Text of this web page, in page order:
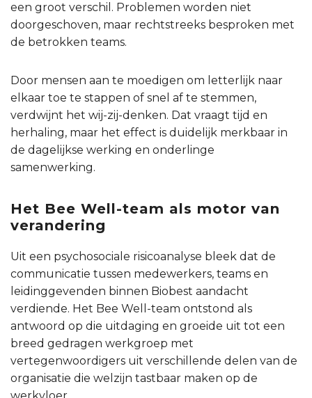
een groot verschil. Problemen worden niet
doorgeschoven, maar rechtstreeks besproken met
de betrokken teams.
Door mensen aan te moedigen om letterlijk naar
elkaar toe te stappen of snel af te stemmen,
verdwijnt het wij-zij-denken. Dat vraagt tijd en
herhaling, maar het effect is duidelijk merkbaar in
de dagelijkse werking en onderlinge
samenwerking.
Het Bee Well-team als motor van
verandering
Uit een psychosociale risicoanalyse bleek dat de
communicatie tussen medewerkers, teams en
leidinggevenden binnen Biobest aandacht
verdiende. Het Bee Well-team ontstond als
antwoord op die uitdaging en groeide uit tot een
breed gedragen werkgroep met
vertegenwoordigers uit verschillende delen van de
organisatie die welzijn tastbaar maken op de